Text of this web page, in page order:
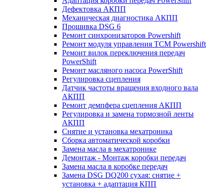
Дефектовка АКПП
Механическая диагностика АКПП
Прошивка DSG 6
Ремонт синхронизаторов Powershift
Ремонт модуля управления TCM Powershift
Ремонт вилок переключения передач
PowerShift
Ремонт масляного насоса PowerShift
Регулировка сцепления
Датчик частоты вращения входного вала
АКПП
Ремонт демпфера сцепления АКПП
Регулировка и замена тормозной ленты
АКПП
Снятие и установка мехатроника
Сборка автоматической коробки
Замена масла в мехатронике
Демонтаж - Монтаж коробки передач
Замена масла в коробке передач
Замена DSG DQ200 сухая: снятие +
установка + адаптация КПП